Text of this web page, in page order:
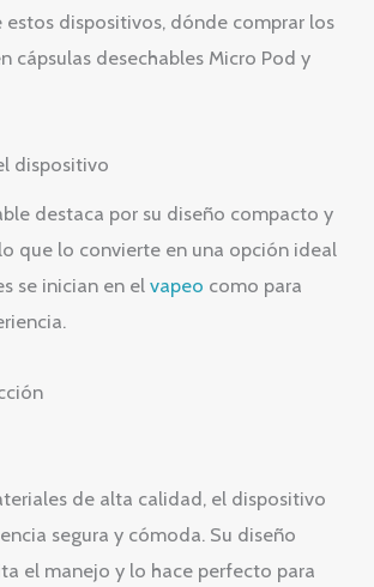
estos dispositivos, dónde comprar los
cápsulas desechables Micro Pod y
dispositivo
destaca por su diseño compacto y
que lo convierte en una opción ideal
se inician en elvapeo como para
de alta calidad, el dispositivo
segura y cómoda. Su diseño
el manejo y lo hace perfecto para